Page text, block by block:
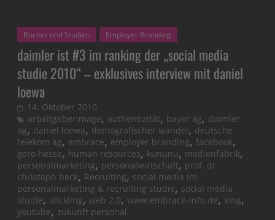
Bücher und Studien Employer Branding
daimler ist #3 im ranking der „social media
studie 2010“ – exklusives interview mit daniel
loewa
14. Oktober 2010
arbeitgeberimage, authentizität, bayer ag, daimler
ag, daniel loewa, demografischer wandel, deutsche
telekom ag, embrace, employer branding, facebook,
gero hesse, human resources, kununu, medienfabrik,
personalmarketing, personalwirtschaft, prof. dr.
christoph beck, Recruiting, social media im
personalmarketing & recruiting studie, social media
studie, stickling,web 2.0,www.embrace-info.de, xing,
youtube, zukunft personal